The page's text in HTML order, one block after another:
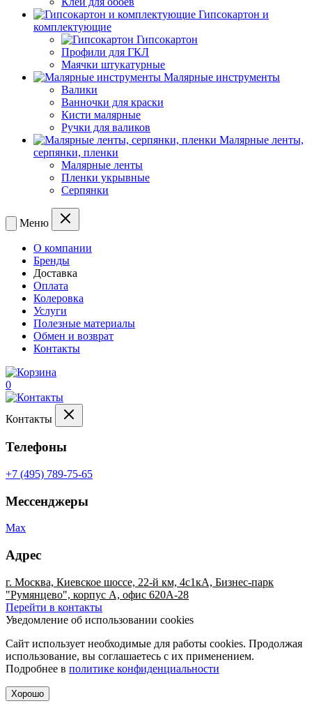
Гипсокартон и
комплектующие
Гипсокартон
Профили для ГКЛ
Маячки штукатурные
Малярные инструменты
Валики
Ванночки для краски
Кисти малярные
Ручки для валиков
Малярные ленты,
серпянки, пленки
Малярные ленты
Пленки укрывные
Серпянки
Меню
О компании
Бренды
Доставка
Оплата
Колеровка
Услуги
Полезные материалы
Обмен и возврат
Контакты
0
Контакты
Телефоны
+7 (495) 789-75-65
Мессенджеры
Max
Адрес
г. Москва, Киевское шоссе, 22-й км, 4с1кА, Бизнес-парк
"Румянцево", корпус А, офис 620А-28
Перейти в контакты
Уведомление об использовании cookies
Сайт использует необходимые для работы cookies. Продолжая
использование, вы соглашаетесь с их применением.
Подробнее в политике конфиденциальности
Хорошо